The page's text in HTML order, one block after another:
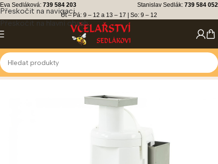
Přeskočit na navigaci
Přeskočit na hlavní obsah
Eva Sedláková: 739 584 203 Stanislav Sedlák: 739 584 052
Út – Pá: 9 – 12 a 13 – 17 | So: 9 – 12